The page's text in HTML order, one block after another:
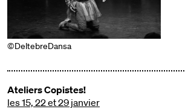
©DeltebreDansa
Ateliers Copistes!
les 15, 22 et 29 janvier